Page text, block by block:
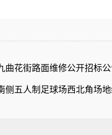
曲花街路面维修公开招标
侧五人制足球场西北角场